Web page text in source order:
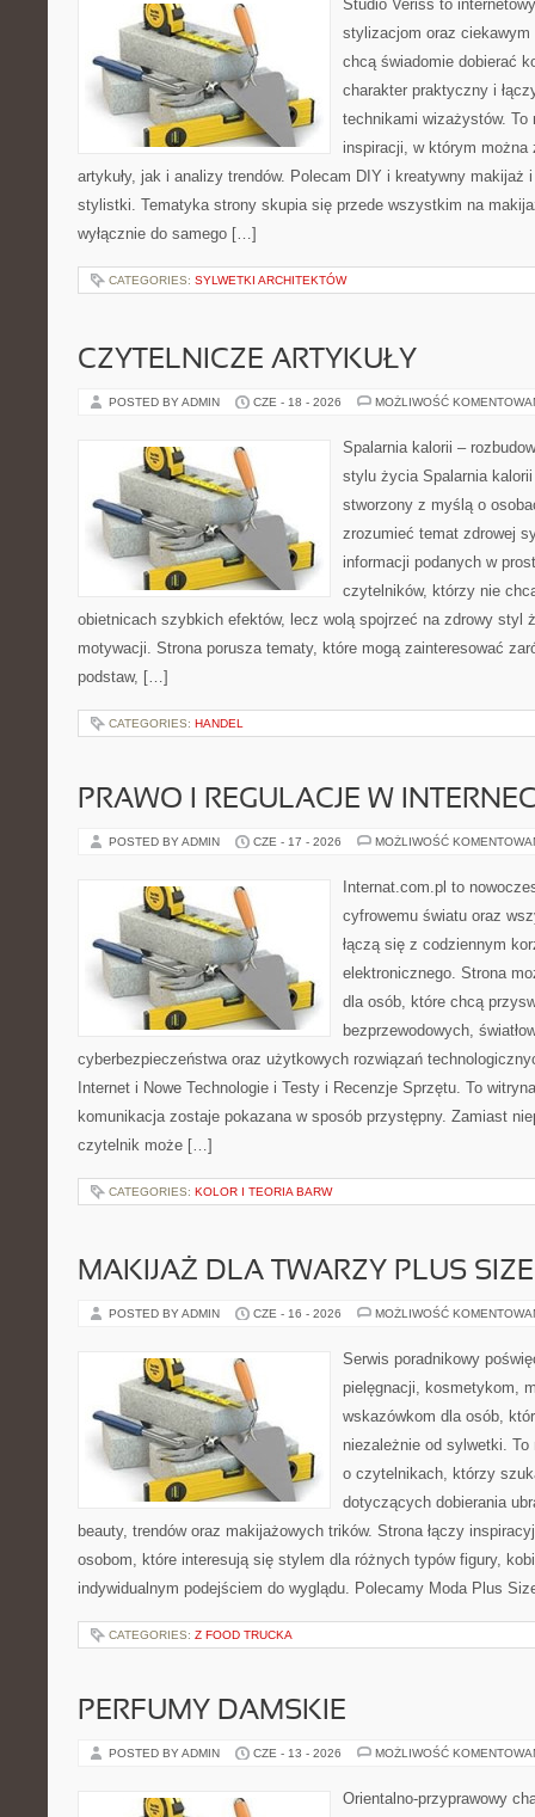
Studio Veriss to
stylizacjom oraz ciekawym
chcą świadomie dobierać
charakter praktyczny i
technikami wizażystów. To
inspiracji, w którym
artykuły, jak i analizy trendów. Polecam DIY i kreatywny makijaż
stylistki. Tematyka strony skupia się przede wszystkim na
wyłącznie do samego […]
CATEGORIES: SYLWETKI ARCHITEKTÓW
CZYTELNICZE ARTYKUŁY
POSTED BY ADMIN CZE - 18 - 2026 MOŻLIWOŚĆ
Spalarnia kalorii –
stylu życia Spalarnia
stworzony z myślą o
zrozumieć temat zdrowej
informacji podanych w
czytelników, którzy nie
obietnicach szybkich efektów, lecz wolą spojrzeć na zdrowy styl
motywacji. Strona porusza tematy, które mogą zainteresować
podstaw, […]
CATEGORIES: HANDEL
PRAWO I REGULACJE W
POSTED BY ADMIN CZE - 17 - 2026 MOŻLIWOŚĆ
Internat.com.pl to
cyfrowemu światu oraz
łączą się z codziennym
elektronicznego. Strona
dla osób, które chcą
bezprzewodowych,
cyberbezpieczeństwa oraz użytkowych rozwiązań
Internet i Nowe Technologie i Testy i Recenzje Sprzętu. To
komunikacja zostaje pokazana w sposób przystępny. Zamiast
czytelnik może […]
CATEGORIES: KOLOR I TEORIA BARW
MAKIJAŻ DLA TWARZY PLUS SIZE
POSTED BY ADMIN CZE - 16 - 2026 MOŻLIWOŚĆ
Serwis poradnikowy
pielęgnacji, kosmetykom,
wskazówkom dla osób,
niezależnie od sylwetki.
o czytelnikach, którzy
dotyczących dobierania
beauty, trendów oraz makijażowych trików. Strona łączy
osobom, które interesują się stylem dla różnych typów figury,
indywidualnym podejściem do wyglądu. Polecamy Moda Plus
CATEGORIES: Z FOOD TRUCKA
PERFUMY DAMSKIE
POSTED BY ADMIN CZE - 13 - 2026 MOŻLIWOŚĆ
Orientalno-przyprawowy